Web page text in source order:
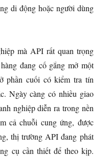
di động hoặc người dùng
mà API rất quan trọng
đang cố gắng mở một
phần cuối có kiểm tra tín
Ngày càng có nhiều giao
nghiệp diễn ra trong nền
cả chuỗi cung ứng, được
thị trường API đang phát
cụ cần thiết để theo kịp.